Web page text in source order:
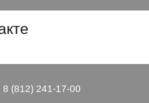
8 (812) 241-17-00